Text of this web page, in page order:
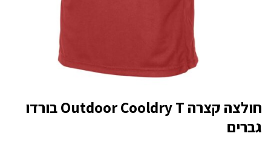
חולצה קצרה Outdoor Cooldry T בורדו
גברים